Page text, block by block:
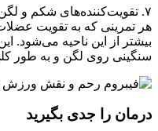
۷. تقویت‌کننده‌های شکم و لگن
هر تمرینی که به تقویت
بیشتر از این ناحیه می‌شود.
سنگینی روی لگن و به طور
درمان را جدی بگیرید